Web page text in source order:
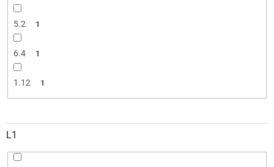
5.2 1
6.4 1
1.12 1
L1